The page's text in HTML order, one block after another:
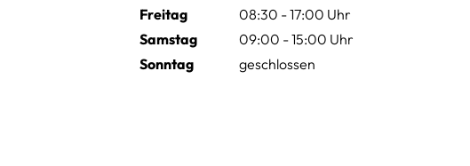
Freitag
08:30 - 17:00 Uhr
Samstag
09:00 - 15:00 Uhr
Sonntag
geschlossen